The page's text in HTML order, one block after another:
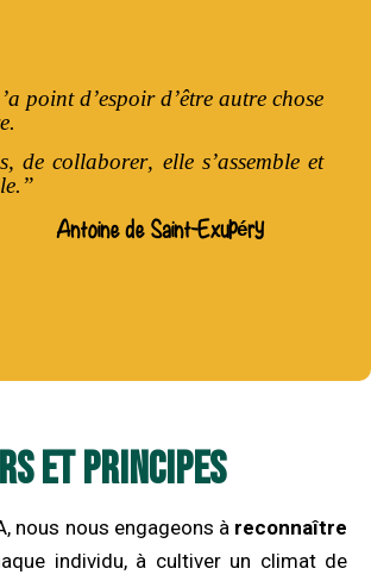
point d’espoir d’être autre chose
elle s’assemble et
Antoine de Saint-Exupéry
et Principes
nous nous engageons à reconnaître
individu, à cultiver un climat de